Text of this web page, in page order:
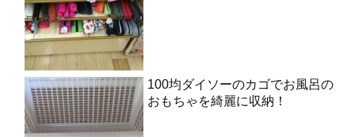
100均ダイソーのカゴでお風呂の
おもちゃを綺麗に収納！